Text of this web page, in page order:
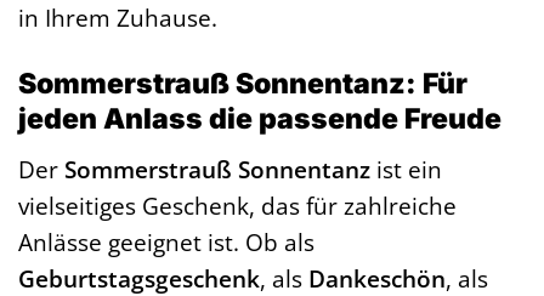
in Ihrem Zuhause.
Sommerstrauß Sonnentanz: Für
jeden Anlass die passende Freude
Der Sommerstrauß Sonnentanz ist ein
vielseitiges Geschenk, das für zahlreiche
Anlässe geeignet ist. Ob als
Geburtstagsgeschenk, als Dankeschön, als